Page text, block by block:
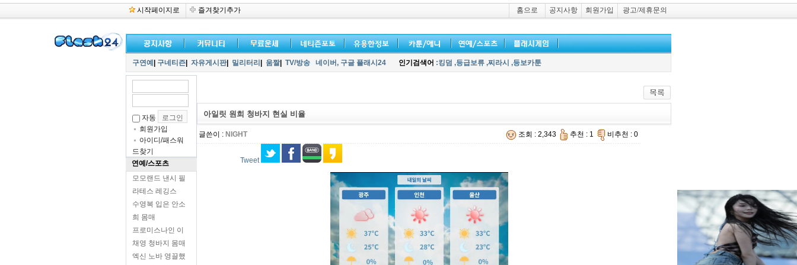
시작페이지로 즐겨찾기추가 홈으로 공지사항 회원가입 광고/제휴문의
구연예 구네티즌 자유게시판| 밀리터리 움짤| TV/방송 네이버, 구글 플래시24 인기검색어 :킹덤 ,등급보류 ,찌라시 ,등보카툰
자동
회원가입
아이디/패스워
드찾기
연예/스포츠
모모랜드 낸시 필
라테스 레깅스
수영복 입은 안소
희 몸매
프로미스나인 이
채영 청바지 몸매
엑신 노바 영끌했
아일릿 원희 청바지 현실 비율
글쓴이 : NIGHT 조회 : 2,343 추천 : 1 비추천 : 0
Tweet